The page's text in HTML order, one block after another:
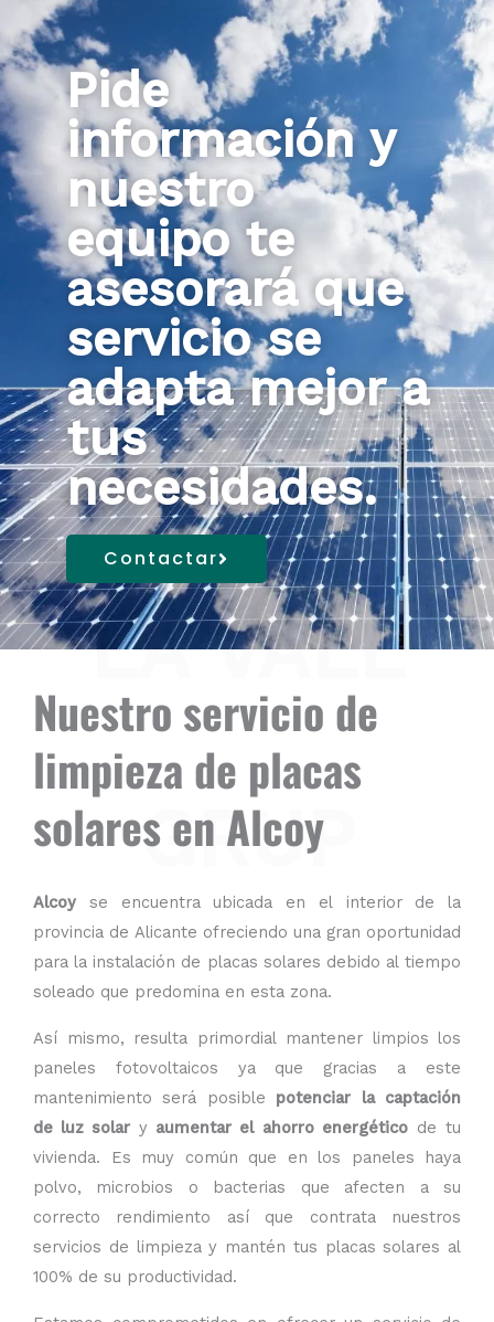
Pide
información y
nuestro
equipo te
asesorará que
servicio se
adapta mejor a
tus
necesidades.
Contactar
Nuestro servicio de
limpieza de placas
solares en Alcoy
Alcoy se encuentra ubicada en el interior de la
provincia de Alicante ofreciendo una gran oportunidad
para la instalación de placas solares debido al tiempo
soleado que predomina en esta zona.
Así mismo, resulta primordial mantener limpios los
paneles fotovoltaicos ya que gracias a este
mantenimiento será posible potenciar la captación
de luz solar y aumentar el ahorro energético de tu
vivienda. Es muy común que en los paneles haya
polvo, microbios o bacterias que afecten a su
correcto rendimiento así que contrata nuestros
servicios de limpieza y mantén tus placas solares al
100% de su productividad.
LA VALL
GRUP